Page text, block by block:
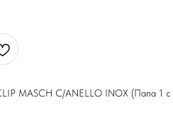
MASCH C/ANELLO INOX (Папа 1 с